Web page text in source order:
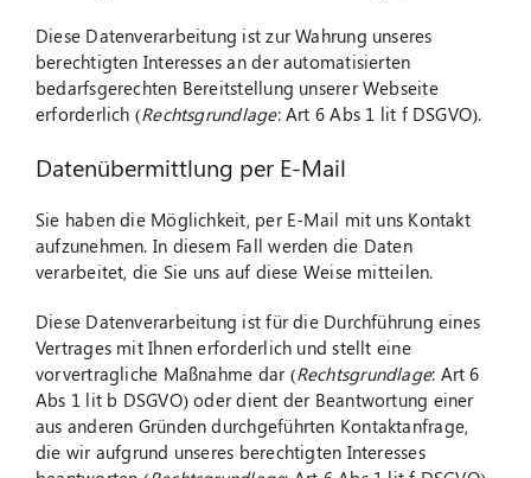
Diese Datenverarbeitung ist zur Wahrung unseres
berechtigten Interesses an der automatisierten
bedarfsgerechten Bereitstellung unserer Webseite
erforderlich (Rechtsgrundlage: Art 6 Abs 1 lit f DSGVO).
Datenübermittlung per E-Mail
Sie haben die Möglichkeit, per E-Mail mit uns Kontakt
aufzunehmen. In diesem Fall werden die Daten
verarbeitet, die Sie uns auf diese Weise mitteilen.
Diese Datenverarbeitung ist für die Durchführung eines
Vertrages mit Ihnen erforderlich und stellt eine
vorvertragliche Maßnahme dar (Rechtsgrundlage: Art 6
Abs 1 lit b DSGVO) oder dient der Beantwortung einer
aus anderen Gründen durchgeführten Kontaktanfrage,
die wir aufgrund unseres berechtigten Interesses